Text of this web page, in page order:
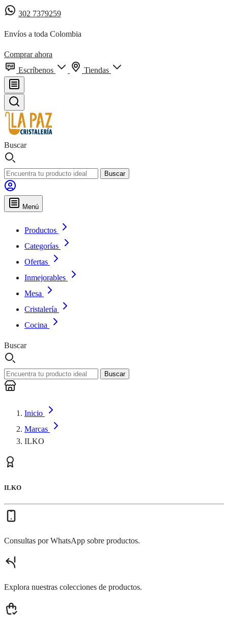
302 7379259
Envíos a toda Colombia
Comprar ahora
Escríbenos
Tiendas
Buscar
Buscar
Menú
Productos
Categorías
Ofertas
Inmejorables
Mesa
Cristalería
Cocina
Buscar
Buscar
Inicio
Marcas
ILKO
ILKO
Consultas por WhatsApp sobre productos.
Explora nuestras colecciones de productos.